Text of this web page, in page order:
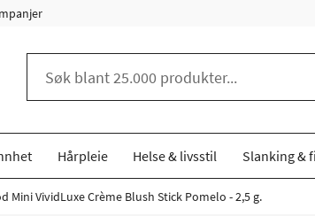
Hårpleie Helse & livsstil Slanking &
Mini VividLuxe Crème Blush Stick Pomelo - 2,5 g.